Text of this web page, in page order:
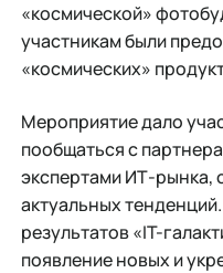
«космической»
участникам были
«космических»
Мероприятие дало
пообщаться с
экспертами ИТ-рынка,
актуальных
результатов «IT-
появление новых и